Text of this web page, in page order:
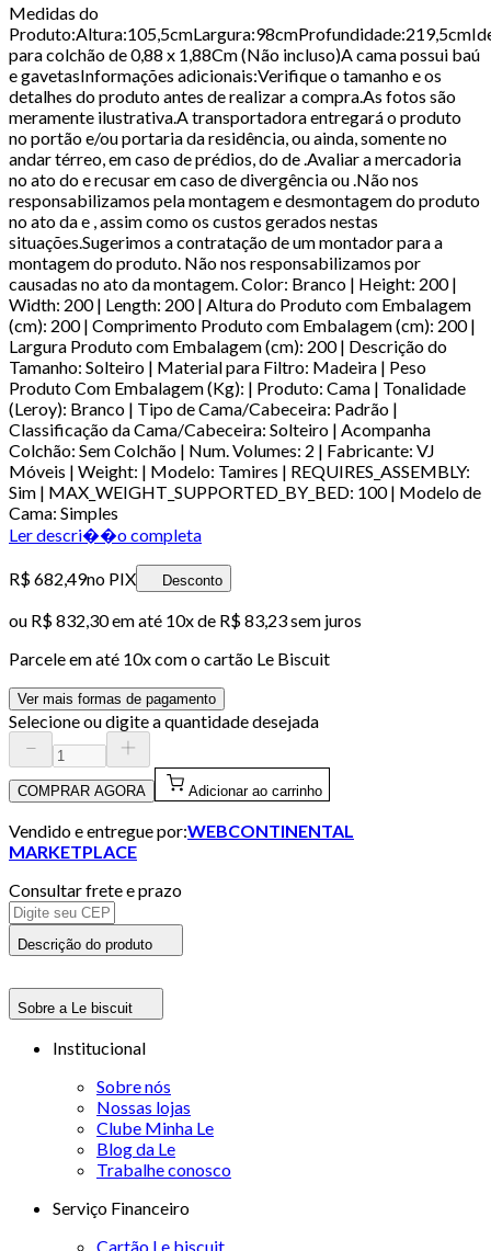
Medidas do
para colchão de 0,88 x 1,88Cm (Não incluso)A cama possui baú
e gavetasInformações adicionais:Verifique o tamanho e os
detalhes do produto antes de realizar a compra.As fotos são
meramente ilustrativa.A transportadora entregará o produto
no portão e/ou portaria da residência, ou ainda, somente no
andar térreo, em caso de prédios, do de .Avaliar a mercadoria
no ato do e recusar em caso de divergência ou .Não nos
responsabilizamos pela montagem e desmontagem do produto
no ato da e , assim como os custos gerados nestas
situações.Sugerimos a contratação de um montador para a
montagem do produto. Não nos responsabilizamos por
causadas no ato da montagem. Color: Branco | Height: 200 |
Width: 200 | Length: 200 | Altura do Produto com Embalagem
(cm): 200 | Comprimento Produto com Embalagem (cm): 200 |
Largura Produto com Embalagem (cm): 200 | Descrição do
Tamanho: Solteiro | Material para Filtro: Madeira | Peso
Produto Com Embalagem (Kg): | Produto: Cama | Tonalidade
(Leroy): Branco | Tipo de Cama/Cabeceira: Padrão |
Classificação da Cama/Cabeceira: Solteiro | Acompanha
Colchão: Sem Colchão | Num. Volumes: 2 | Fabricante: VJ
Móveis | Weight: | Modelo: Tamires | REQUIRES_ASSEMBLY:
Sim | MAX_WEIGHT_SUPPORTED_BY_BED: 100 | Modelo de
Cama: Simples
Ler descri��o completa
R$ 682,49no PIX Desconto
ou R$ 832,30em até 10x de R$ 83,23 sem juros
Parcele em até 10x com o cartão Le Biscuit
Ver mais formas de pagamento
Selecione ou digite a quantidade desejada
COMPRAR AGORA Adicionar ao carrinho
Vendido e entregue por:WEBCONTINENTAL
MARKETPLACE
Consultar frete e prazo
Descrição do produto
Sobre a Le biscuit
Institucional
Sobre nós
Nossas lojas
Clube Minha Le
Blog da Le
Trabalhe conosco
Serviço Financeiro
Cartão Le biscuit